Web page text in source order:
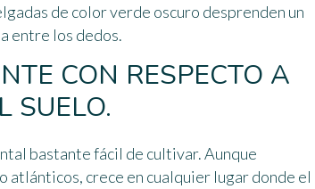
de color verde oscuro desprenden un
entre los dedos.
CON RESPECTO A
SUELO.
bastante fácil de cultivar. Aunque
atlánticos, crece en cualquier lugar donde el